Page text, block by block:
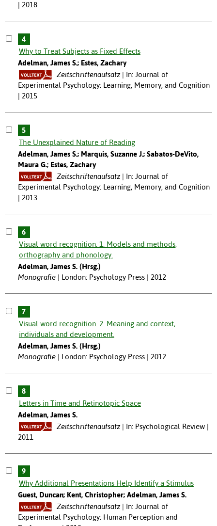
| 2018
4
Why to Treat Subjects as Fixed Effects
Adelman, James S.; Estes, Zachary
Zeitschriftenaufsatz
In: Journal of
Experimental Psychology: Learning, Memory, and Cognition
| 2015
5
The Unexplained Nature of Reading
Adelman, James S.; Marquis, Suzanne J.; Sabatos-DeVito,
Maura G.; Estes, Zachary
Zeitschriftenaufsatz
In: Journal of
Experimental Psychology: Learning, Memory, and Cognition
| 2013
6
Visual word recognition. 1. Models and methods,
orthography and phonology.
Adelman, James S. (Hrsg.)
Monografie
London: Psychology Press | 2012
7
Visual word recognition. 2. Meaning and context,
individuals and development.
Adelman, James S. (Hrsg.)
Monografie
London: Psychology Press | 2012
8
Letters in Time and Retinotopic Space
Adelman, James S.
Zeitschriftenaufsatz
In: Psychological Review |
2011
9
Why Additional Presentations Help Identify a Stimulus
Guest, Duncan; Kent, Christopher; Adelman, James S.
Zeitschriftenaufsatz
In: Journal of
Experimental Psychology: Human Perception and